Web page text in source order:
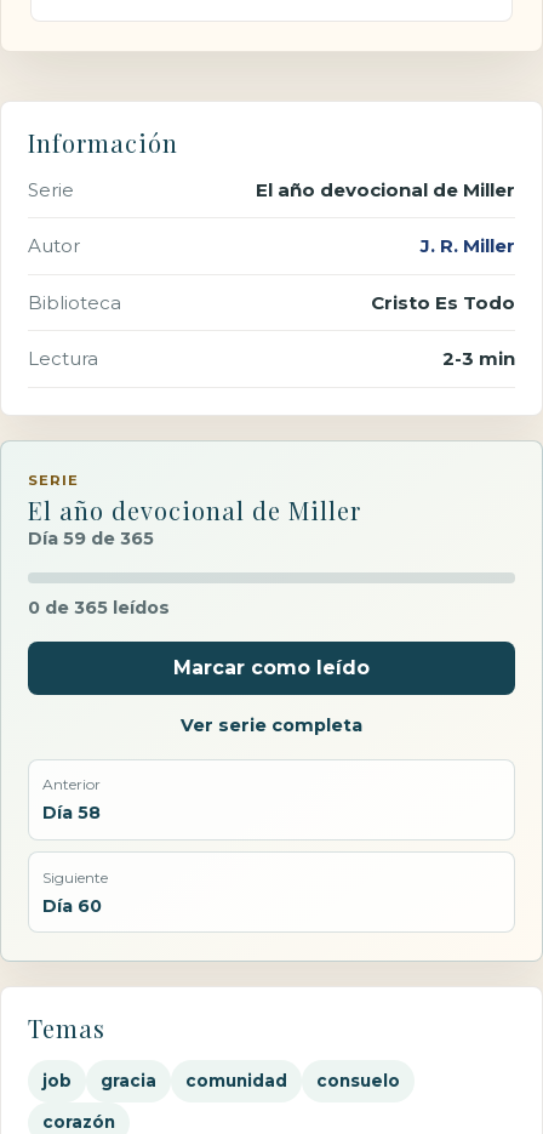
Información
Serie El año devocional de Miller
Autor J. R. Miller
Biblioteca Cristo Es Todo
Lectura 2-3 min
SERIE
El año devocional de Miller
Día 59 de 365
0 de 365 leídos
Marcar como leído
Ver serie completa
Anterior
Día 58
Siguiente
Día 60
Temas
job gracia comunidad consuelo
corazón